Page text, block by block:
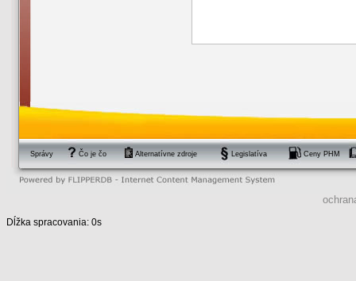
Správy Čo je čo Alternatívne zdroje Legislatíva Ceny PHM
Dĺžka spracovania: 0s